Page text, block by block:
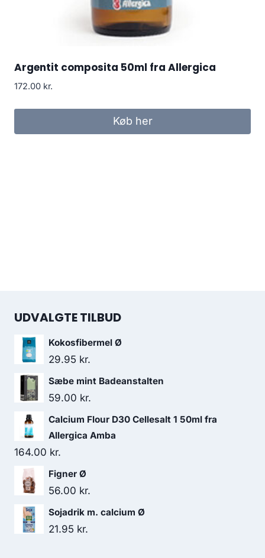
Argentit composita 50ml fra Allergica
172.00 kr.
Køb her
UDVALGTE TILBUD
Kokosfibermel Ø
29.95 kr.
Sæbe mint Badeanstalten
59.00 kr.
Calcium Flour D30 Cellesalt 1 50ml fra
Allergica Amba
164.00 kr.
Figner Ø
56.00 kr.
Sojadrik m. calcium Ø
21.95 kr.